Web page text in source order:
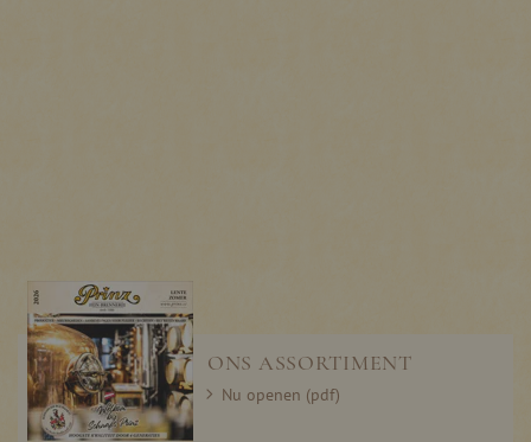
ONS ASSORTIMENT
Nu openen (pdf)